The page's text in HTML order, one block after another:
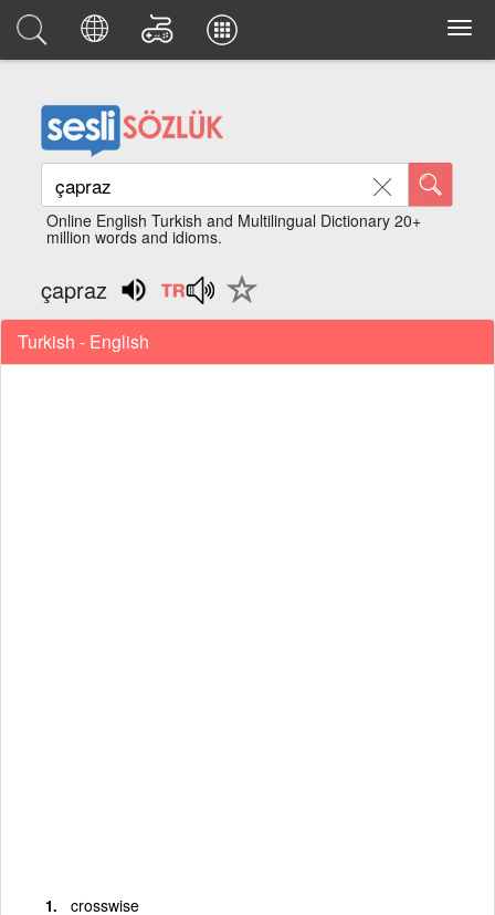
Online English Turkish and Multilingual Dictionary 20+
million words and idioms.
çapraz
Turkish - English
crosswise